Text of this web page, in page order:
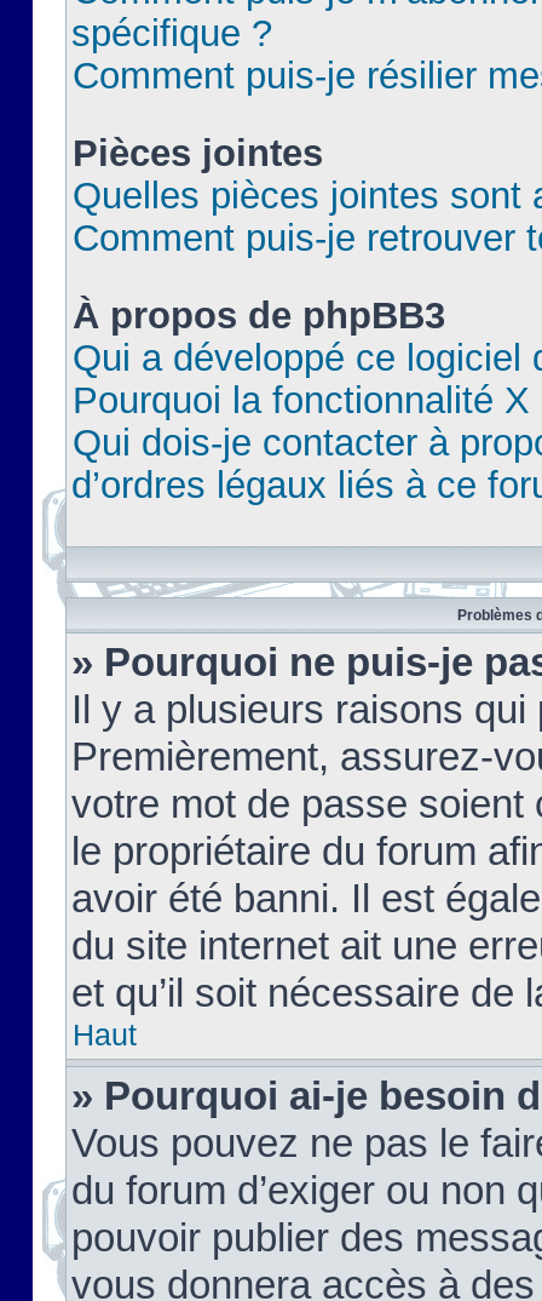
spécifique ?
Comment puis-je résilier
Pièces jointes
Quelles pièces jointes sont
Comment puis-je retrouver
À propos de phpBB3
Qui a développé ce logiciel
Pourquoi la fonctionnalité X
Qui dois-je contacter à
d’ordres légaux liés à ce
Problèmes
» Pourquoi ne puis-je
Il y a plusieurs raisons
Premièrement, assurez-
votre mot de passe soient
le propriétaire du forum
avoir été banni. Il est
du site internet ait une
et qu’il soit nécessaire de
Haut
» Pourquoi ai-je besoin
Vous pouvez ne pas le
du forum d’exiger ou non
pouvoir publier des
vous donnera accès à